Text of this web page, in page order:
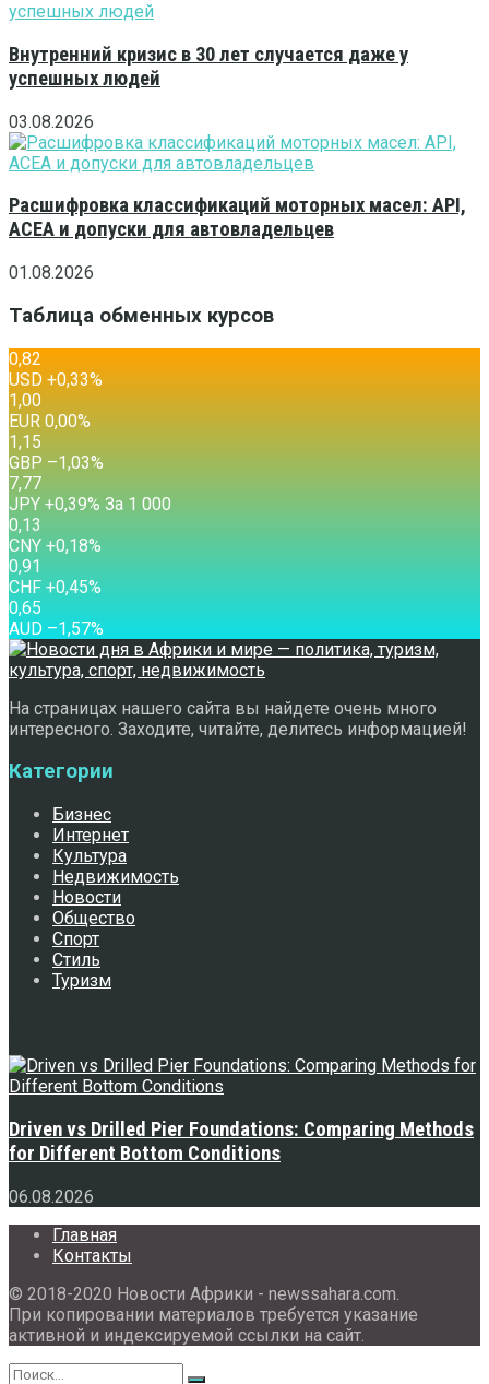
Внутренний кризис в 30 лет случается даже у
успешных людей
03.08.2026
Расшифровка классификаций моторных масел: API,
ACEA и допуски для автовладельцев
01.08.2026
Таблица обменных курсов
0,82
USD +0,33%
1,00
EUR 0,00%
1,15
GBP –1,03%
7,77
JPY +0,39% За 1 000
0,13
CNY +0,18%
0,91
CHF +0,45%
0,65
AUD –1,57%
На страницах нашего сайта вы найдете очень много
интересного. Заходите, читайте, делитесь информацией!
Категории
Бизнес
Интернет
Культура
Недвижимость
Новости
Общество
Спорт
Стиль
Туризм
Driven vs Drilled Pier Foundations: Comparing Methods
for Different Bottom Conditions
06.08.2026
Главная
Контакты
© 2018-2020 Новости Африки - newssahara.com.
При копировании материалов требуется указание
активной и индексируемой ссылки на сайт.